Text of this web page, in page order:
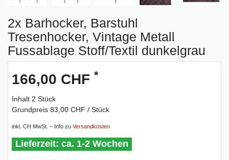
2x Barhocker, Barstuhl
Tresenhocker, Vintage Metall
Fussablage Stoff/Textil dunkelgrau
166,00 CHF *
Inhalt 2 Stück
Grundpreis 83,00 CHF / Stück
inkl. CH MwSt. – Info zu Versandkosten
ca. 1-2 Wochen